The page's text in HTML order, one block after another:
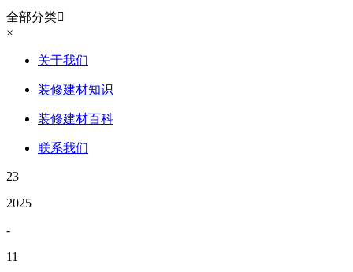
全部分类
×
关于我们
装修建材知识
装修建材百科
联系我们
23
2025
-
11